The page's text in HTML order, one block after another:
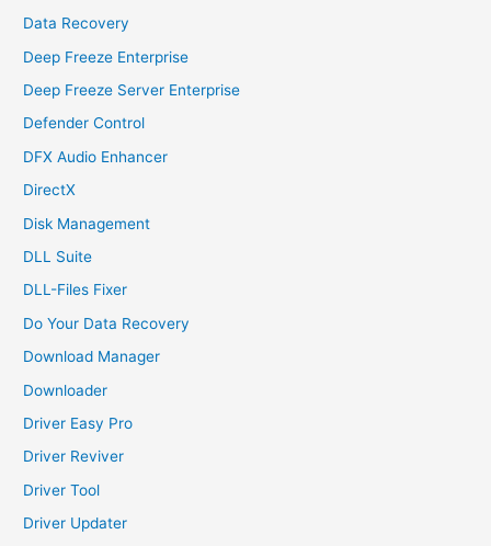
Data Recovery
Deep Freeze Enterprise
Deep Freeze Server Enterprise
Defender Control
DFX Audio Enhancer
DirectX
Disk Management
DLL Suite
DLL-Files Fixer
Do Your Data Recovery
Download Manager
Downloader
Driver Easy Pro
Driver Reviver
Driver Tool
Driver Updater